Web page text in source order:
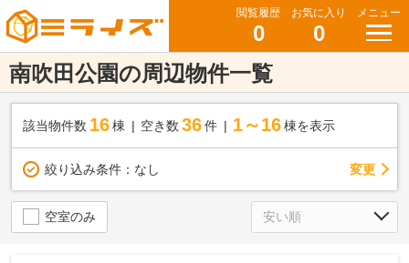
閲覧履歴
0
お気に入り
0
メニュー
南吹田公園の周辺物件一覧
該当物件数 16棟 空き数 36 件 1～16 棟を表示
絞り込み条件： なし 変更
空室のみ